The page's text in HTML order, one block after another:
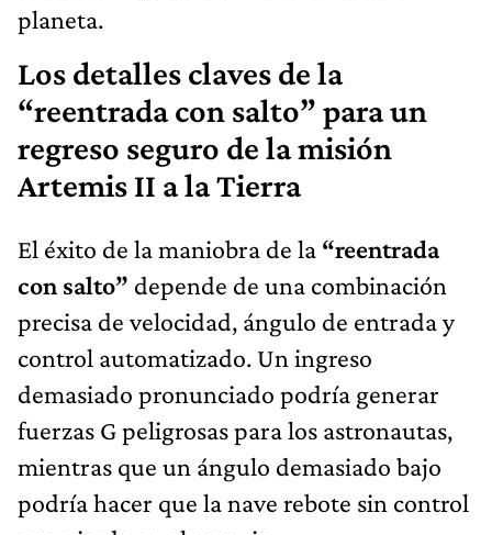
planeta.
Los detalles claves de la
“reentrada con salto” para un
regreso seguro de la misión
Artemis II a la Tierra
El éxito de la maniobra de la “reentrada
con salto” depende de una combinación
precisa de velocidad, ángulo de entrada y
control automatizado. Un ingreso
demasiado pronunciado podría generar
fuerzas G peligrosas para los astronautas,
mientras que un ángulo demasiado bajo
podría hacer que la nave rebote sin control